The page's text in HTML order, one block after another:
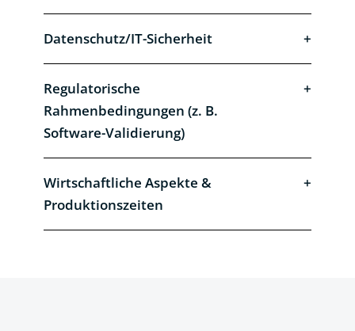
Datenschutz/IT-Sicherheit
Regulatorische
Rahmenbedingungen (z. B.
Software-Validierung)
Wirtschaftliche Aspekte &
Produktionszeiten